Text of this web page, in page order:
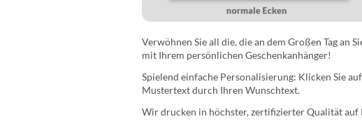
Verwöhnen Sie all die, die an dem Großen Tag an
mit Ihrem persönlichen Geschenkanhänger!
Spielend einfache Personalisierung: Klicken Sie
Mustertext durch Ihren Wunschtext.
Wir drucken in höchster, zertifizierter Qualität auf